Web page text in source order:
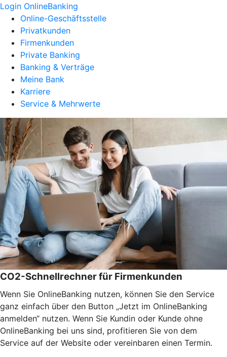
Login OnlineBanking
Online-Geschäftsstelle
Privatkunden
Firmenkunden
Private Banking
Banking & Verträge
Meine Bank
Karriere
Service & Mehrwerte
CO2-Schnellrechner für Firmenkunden
Wenn Sie OnlineBanking nutzen, können Sie den Service
ganz einfach über den Button „Jetzt im OnlineBanking
anmelden“ nutzen. Wenn Sie Kundin oder Kunde ohne
OnlineBanking bei uns sind, profitieren Sie von dem
Service auf der Website oder vereinbaren einen Termin.